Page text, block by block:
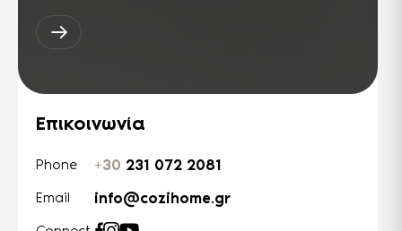
Επικοινωνία
Phone +30 231 072 2081
Email info@cozihome.gr